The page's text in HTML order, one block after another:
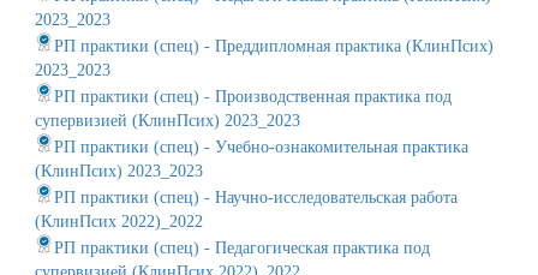
2023_2023
РП практики (спец) - Преддипломная практика (КлинПсих)
2023_2023
РП практики (спец) - Производственная практика под
супервизией (КлинПсих) 2023_2023
РП практики (спец) - Учебно-ознакомительная практика
(КлинПсих) 2023_2023
РП практики (спец) - Научно-исследовательская работа
(КлинПсих 2022)_2022
РП практики (спец) - Педагогическая практика под